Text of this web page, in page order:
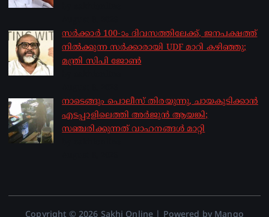
സർക്കാർ 100-ാം ദിവസത്തിലേക്ക്, ജനപക്ഷത്ത്
നിൽക്കുന്ന സർക്കാരായി UDF മാറി കഴിഞ്ഞു;
മന്ത്രി സിപി ജോൺ
നാടെങ്ങും പൊലീസ് തിരയുന്നു, ചായകുടിക്കാൻ
എടപ്പാളിലെത്തി അർജുൻ ആയങ്കി;
സഞ്ചരിക്കുന്നത് വാഹനങ്ങൾ മാറ്റി